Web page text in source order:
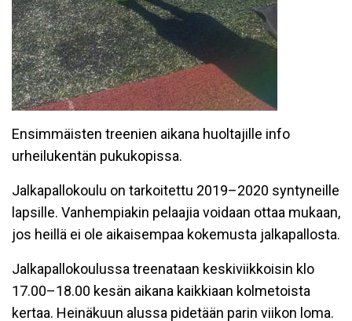
Ensimmäisten treenien aikana huoltajille info
urheilukentän pukukopissa.
Jalkapallokoulu on tarkoitettu 2019–2020 syntyneille
lapsille. Vanhempiakin pelaajia voidaan ottaa mukaan,
jos heillä ei ole aikaisempaa kokemusta jalkapallosta.
Jalkapallokoulussa treenataan keskiviikkoisin klo
17.00–18.00 kesän aikana kaikkiaan kolmetoista
kertaa. Heinäkuun alussa pidetään parin viikon loma.